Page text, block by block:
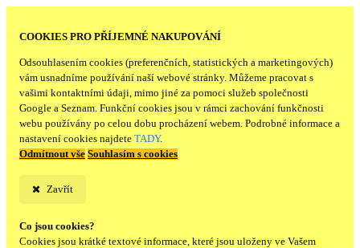
COOKIES PRO PŘÍJEMNÉ NAKUPOVÁNÍ
Odsouhlasením cookies (preferenčních, statistických a marketingových)
vám usnadníme používání naší webové stránky. Můžeme pracovat s
vašimi kontaktními údaji, mimo jiné za pomoci služeb společnosti
Google a Seznam. Funkční cookies jsou v rámci zachování funkčnosti
webu používány po celou dobu procházení webem. Podrobné informace a
nastavení cookies najdete TADY.
Odmítnout vše Souhlasím s cookies
Zavřít
Co jsou cookies?
Cookies jsou krátké textové informace, které jsou uloženy ve Vašem